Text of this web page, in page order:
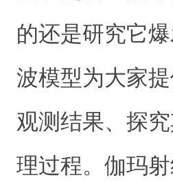
的还是研究它
波模型为大家
观测结果、探
理过程。伽玛